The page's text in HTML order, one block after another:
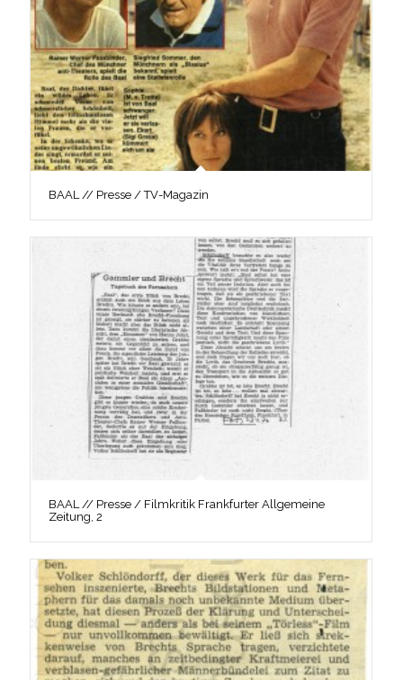
BAAL // Presse / TV-Magazin
BAAL // Presse / Filmkritik Frankfurter Allgemeine
Zeitung, 2